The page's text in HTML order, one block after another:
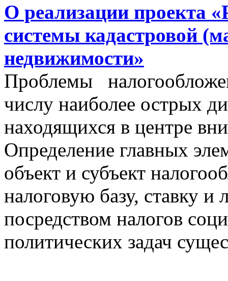
О реализации проекта
системы кадастровой
недвижимости»
Проблемы
числу наиболее острых
находящихся в центре
Определение главных
объект и субъект
налоговую базу, ставку и
посредством налогов
политических задач